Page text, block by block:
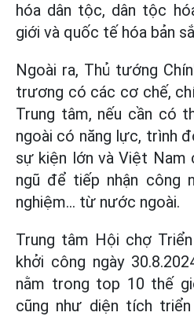
hóa dân tộc, dân tộc
giới và quốc tế hóa bản
Ngoài ra, Thủ tướng
trương có các cơ chế,
Trung tâm, nếu cần có
ngoài có năng lực, trình
sự kiện lớn và Việt Nam
ngũ để tiếp nhận công
nghiệm... từ nước ngoài.
Trung tâm Hội chợ
khởi công ngày
nằm trong top 10 thế
cũng như diện tích